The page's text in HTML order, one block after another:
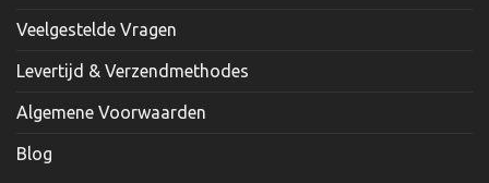
Veelgestelde Vragen
Levertijd & Verzendmethodes
Algemene Voorwaarden
Blog